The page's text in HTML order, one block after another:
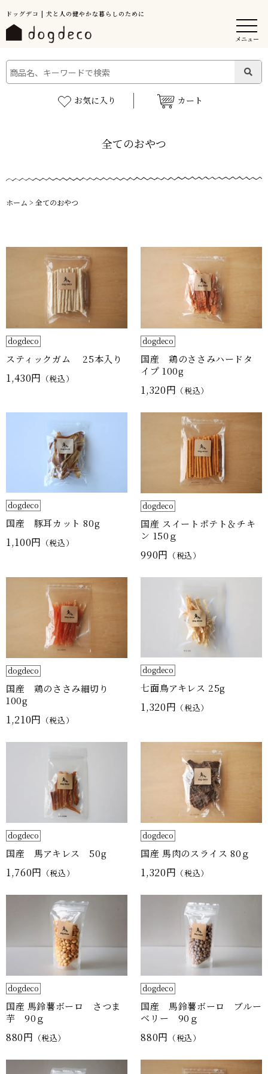
ドッグデコ | 犬と人の健やかな暮らしのために
メニュー
お気に入り カート
全てのおやつ
ホーム > 全てのおやつ
dogdeco
スティックガム 25本入り
1,430円 （税込）
dogdeco
国産 鶏のささみハードタ
イプ 100g
1,320円 （税込）
dogdeco
国産 豚耳カット 80g
1,100円 （税込）
dogdeco
国産 スイートポテト＆チキ
ン 150ｇ
990円 （税込）
dogdeco
国産 鶏のささみ細切り
100g
1,210円 （税込）
dogdeco
七面鳥アキレス 25g
1,320円 （税込）
dogdeco
国産 馬アキレス 50g
1,760円 （税込）
dogdeco
国産 馬肉のスライス 80ｇ
1,320円 （税込）
dogdeco
国産 馬鈴薯ボーロ さつま
芋 90ｇ
880円 （税込）
dogdeco
国産 馬鈴薯ボーロ ブルー
ベリー 90ｇ
880円 （税込）